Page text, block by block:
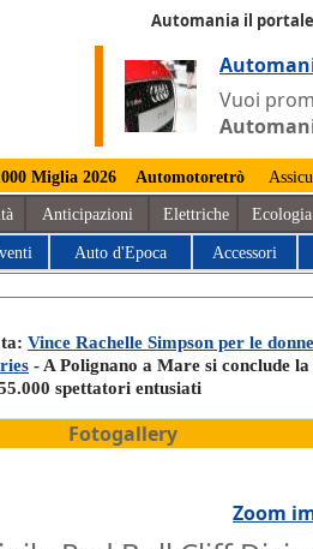
Automania il
Vuoi
Miglia 2026 Automotoretrò
Anticipazioni Elettriche Ecologia
Auto d'Epoca Accessori
Vince Rachelle Simpson per le
- A Polignano a Mare si conclude la
spettatori entusiati
Fotogallery
Zoom